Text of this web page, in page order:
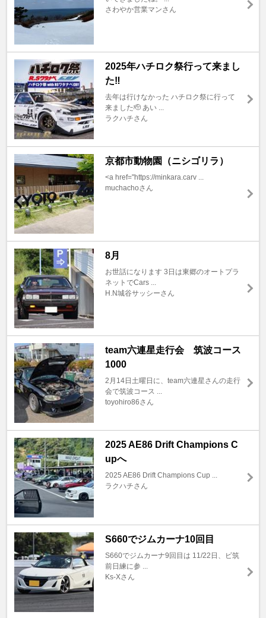
さわやか営業マンさん
2025年ハチロク祭行って来まし
た‼️
去年は行けなかった ハチロク祭に行って
来ました🫡 あい ...
ラクハチさん
京都市動物園（ニシゴリラ）
<a href="https://minkara.carv ...
muchachoさん
8月
お世話になります 3日は東郷のオートプラ
ネットでCars ...
H.N城谷サッシーさん
team六連星走行会 筑波コース
1000
2月14日土曜日に、team六連星さんの走行
会で筑波コース ...
toyohiro86さん
2025 AE86 Drift Champions C
upへ
2025 AE86 Drift Champions Cup ...
ラクハチさん
S660でジムカーナ10回目
S660でジムカーナ9回目は 11/22日、ビ筑
前日練に参 ...
Ks-Xさん